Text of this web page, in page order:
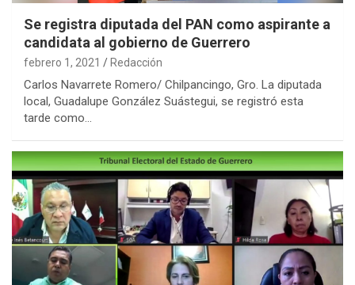
Se registra diputada del PAN como aspirante a
candidata al gobierno de Guerrero
febrero 1, 2021 Redacción
Carlos Navarrete Romero/ Chilpancingo, Gro. La diputada
local, Guadalupe González Suástegui, se registró esta
tarde como…